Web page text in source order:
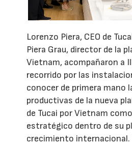
Lorenzo Piera, CEO de
Piera Grau, director de la
Vietnam, acompañaron a
recorrido por las
conocer de primera mano
productivas de la nueva
de Tucai por Vietnam
estratégico dentro de su
crecimiento